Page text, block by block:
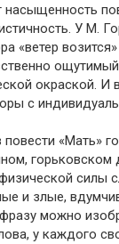
насыщенность
У М.
«ветер
окраской. И
с
«Мать»
горьковском
силы
и злые,
можно
у каждого